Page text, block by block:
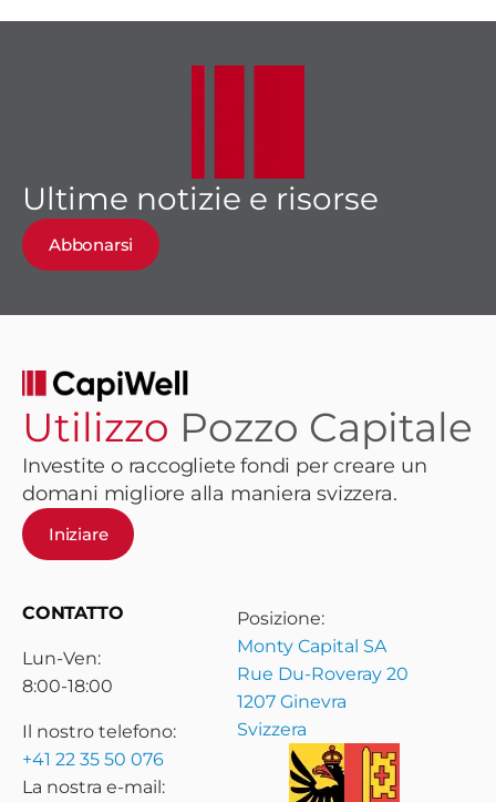
Ultime notizie e risorse
Abbonarsi
Utilizzo Pozzo Capitale
Investite o raccogliete fondi per creare un
domani migliore alla maniera svizzera.
Iniziare
CONTATTO
Lun-Ven:
8:00-18:00
Il nostro telefono:
+41 22 35 50 076
La nostra e-mail:
Posizione:
Monty Capital SA
Rue Du-Roveray 20
1207 Ginevra
Svizzera